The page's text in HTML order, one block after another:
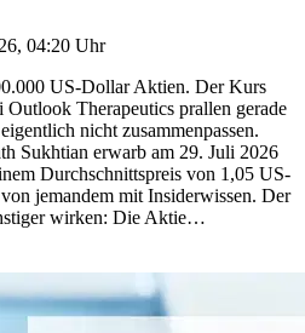
04:20 Uhr
US-Dollar Aktien. Der Kurs
Therapeutics prallen gerade
nicht zusammenpassen.
Sukhtian erwarb am 29. Juli 2026
Durchschnittspreis von 1,05 US-
jemandem mit Insiderwissen. Der
wirken: Die Aktie…